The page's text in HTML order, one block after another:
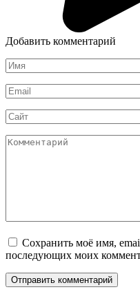
Добавить комментарий
Имя
*
Email
*
Сайт
Комментарий
Сохранить моё имя,
последующих моих